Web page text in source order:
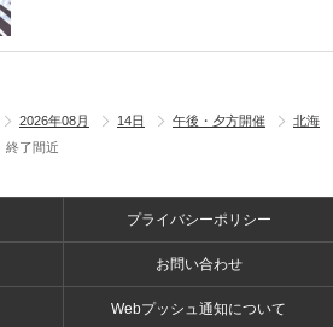
2026年08月 14日 午後・夕方開催
北海
終了間近
プライバシーポリシー
お問い合わせ
Webプッシュ通知について